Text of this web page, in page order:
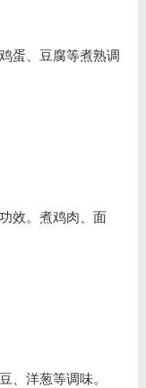
蛋、豆腐等煮熟调
效。煮鸡肉、面
、洋葱等调味。